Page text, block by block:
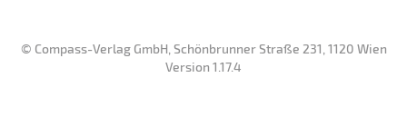
© Compass-Verlag GmbH, Schönbrunner Straße 231, 1120 Wien
Version 1.17.4